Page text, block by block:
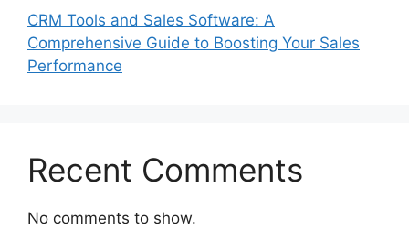
CRM Tools and Sales Software: A
Comprehensive Guide to Boosting Your Sales
Performance
Recent Comments
No comments to show.